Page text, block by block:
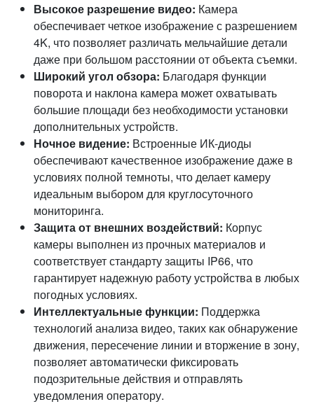
Высокое разрешение видео: Камера
обеспечивает четкое изображение с разрешением
4K, что позволяет различать мельчайшие детали
даже при большом расстоянии от объекта съемки.
Широкий угол обзора: Благодаря функции
поворота и наклона камера может охватывать
большие площади без необходимости установки
дополнительных устройств.
Ночное видение: Встроенные ИК-диоды
обеспечивают качественное изображение даже в
условиях полной темноты, что делает камеру
идеальным выбором для круглосуточного
мониторинга.
Защита от внешних воздействий: Корпус
камеры выполнен из прочных материалов и
соответствует стандарту защиты IP66, что
гарантирует надежную работу устройства в любых
погодных условиях.
Интеллектуальные функции: Поддержка
технологий анализа видео, таких как обнаружение
движения, пересечение линии и вторжение в зону,
позволяет автоматически фиксировать
подозрительные действия и отправлять
уведомления оператору.